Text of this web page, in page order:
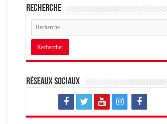
Recherche
Réseaux sociaux